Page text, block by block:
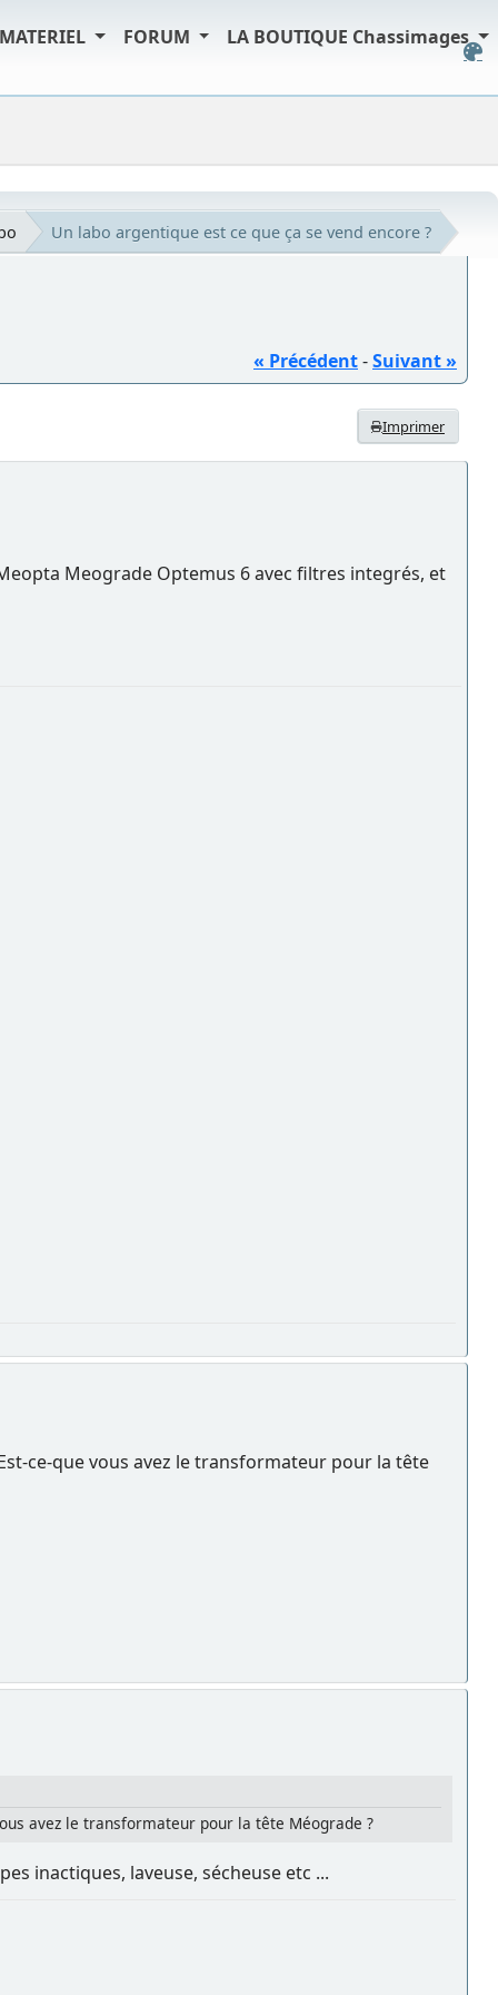
FORUM LA BOUTIQUE Chassimages
Un labo argentique est ce que ça se vend encore ?
« Précédent-Suivant »
Imprimer
Meograde Optemus 6 avec filtres integrés, et
ce-que vous avez le transformateur pour la tête
avez le transformateur pour la tête Méograde ?
inactiques, laveuse, sécheuse etc ...